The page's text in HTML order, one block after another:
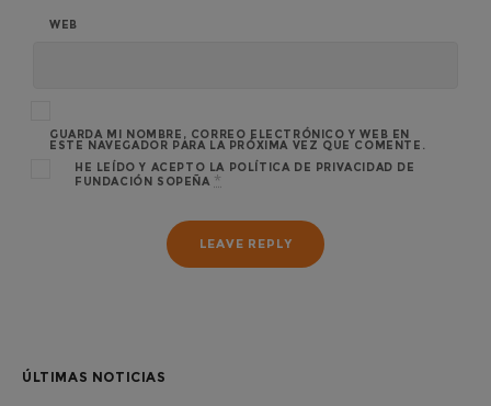
WEB
GUARDA MI NOMBRE, CORREO ELECTRÓNICO Y WEB EN
ESTE NAVEGADOR PARA LA PRÓXIMA VEZ QUE COMENTE.
HE LEÍDO Y ACEPTO LA POLÍTICA DE PRIVACIDAD DE
FUNDACIÓN SOPEÑA *
ÚLTIMAS NOTICIAS